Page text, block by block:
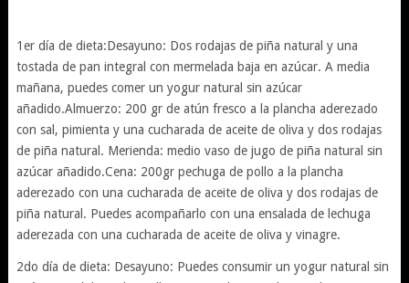
1er día de dieta:Desayuno: Dos rodajas de piña natural y una
tostada de pan integral con mermelada baja en azúcar. A media
mañana, puedes comer un yogur natural sin azúcar
añadido.Almuerzo: 200 gr de atún fresco a la plancha aderezado
con sal, pimienta y una cucharada de aceite de oliva y dos rodajas
de piña natural. Merienda: medio vaso de jugo de piña natural sin
azúcar añadido.Cena: 200gr pechuga de pollo a la plancha
aderezado con una cucharada de aceite de oliva y dos rodajas de
piña natural. Puedes acompañarlo con una ensalada de lechuga
aderezada con una cucharada de aceite de oliva y vinagre.
2do día de dieta: Desayuno: Puedes consumir un yogur natural sin